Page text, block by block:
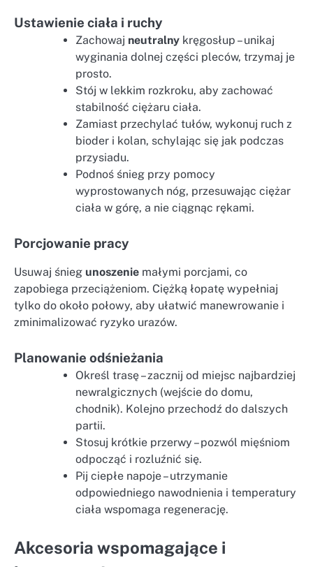
Ustawienie ciała i ruchy
Zachowaj neutralny kręgosłup – unikaj
wyginania dolnej części pleców, trzymaj je
prosto.
Stój w lekkim rozkroku, aby zachować
stabilność ciężaru ciała.
Zamiast przechylać tułów, wykonuj ruch z
bioder i kolan, schylając się jak podczas
przysiadu.
Podnoś śnieg przy pomocy
wyprostowanych nóg, przesuwając ciężar
ciała w górę, a nie ciągnąc rękami.
Porcjowanie pracy
Usuwaj śnieg unoszenie małymi porcjami, co
zapobiega przeciążeniom. Ciężką łopatę wypełniaj
tylko do około połowy, aby ułatwić manewrowanie i
zminimalizować ryzyko urazów.
Planowanie odśnieżania
Określ trasę – zacznij od miejsc najbardziej
newralgicznych (wejście do domu,
chodnik). Kolejno przechodź do dalszych
partii.
Stosuj krótkie przerwy – pozwól mięśniom
odpocząć i rozluźnić się.
Pij ciepłe napoje – utrzymanie
odpowiedniego nawodnienia i temperatury
ciała wspomaga regenerację.
Akcesoria wspomagające i